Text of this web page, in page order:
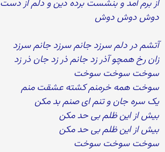
از برم آمد و بنشست برده دین و دلم از دست
دوش دوش دوش
آتشم در دلم سرزد جانم سرزد جانم سرزد
زان رخ همچو آذر زد جانم ذر زد جان ذر زد
سوخت سوخت سوخت
سوخت همه خرمنم کشته عشقت منم
یک سره جان و تنم ای صنم بد مکن
بیش از این ظلم بی حد مکن
بیش از این ظلم بی حد مکن
سوخت سوخت سوخت